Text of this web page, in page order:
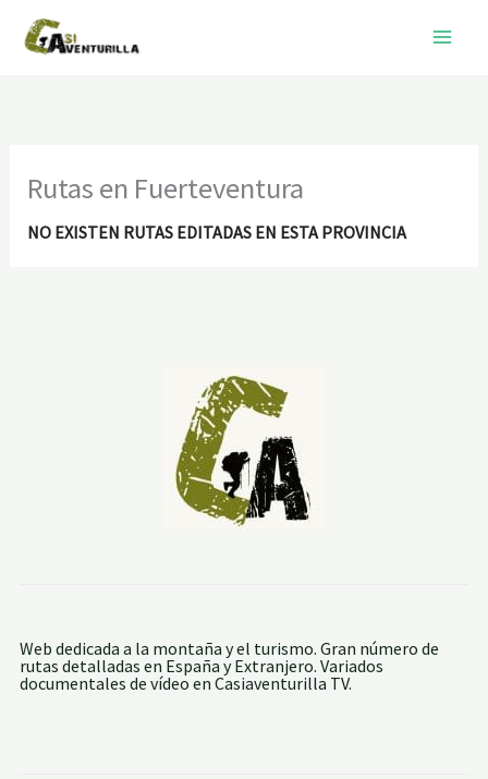
contenido
Rutas en Fuerteventura
NO EXISTEN RUTAS EDITADAS EN ESTA PROVINCIA
Web dedicada a la montaña y el turismo. Gran número de
rutas detalladas en España y Extranjero. Variados
documentales de vídeo en Casiaventurilla TV.